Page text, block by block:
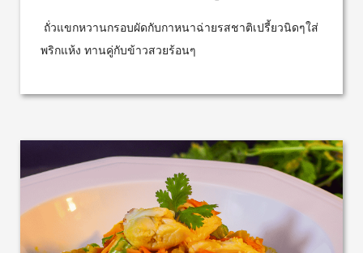
ถั่วแขกหวานกรอบผัดกับกาหนาฉ่ายรสชาติเปรี้ยวนิดๆใส่
พริกแห้ง ทานคู่กับข้าวสวยร้อนๆ